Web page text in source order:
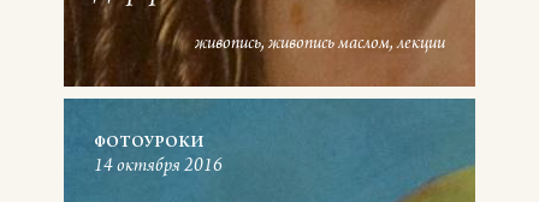
живопись живопись маслом лекции
ФОТОУРОКИ
14 октября 2016